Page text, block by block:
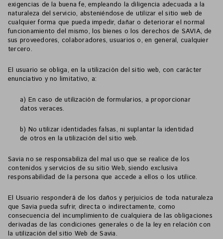
exigencias de la buena fe, empleando la diligencia adecuada a la
naturaleza del servicio, absteniéndose de utilizar el sitio web de
cualquier forma que pueda impedir, dañar o deteriorar el normal
funcionamiento del mismo, los bienes o los derechos de SAVIA, de
sus proveedores, colaboradores, usuarios o, en general, cualquier
tercero.
El usuario se obliga, en la utilización del sitio web, con carácter
enunciativo y no limitativo, a:
a) En caso de utilización de formularios, a proporcionar
datos veraces.
b) No utilizar identidades falsas, ni suplantar la identidad
de otros en la utilización del sitio web.
Savia no se responsabiliza del mal uso que se realice de los
contenidos y servicios de su sitio Web, siendo exclusiva
responsabilidad de la persona que accede a ellos o los utilice.
El Usuario responderá de los daños y perjuicios de toda naturaleza
que Savia pueda sufrir, directa o indirectamente, como
consecuencia del incumplimiento de cualquiera de las obligaciones
derivadas de las condiciones generales o de la ley en relación con
la utilización del sitio Web de Savia.